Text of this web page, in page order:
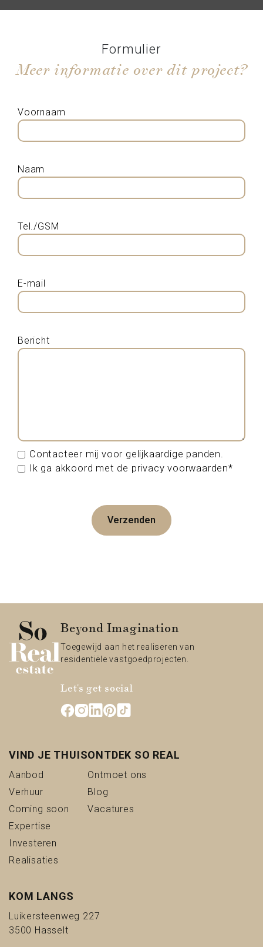
Formulier
Meer informatie over dit project?
Voornaam
Naam
Tel./GSM
E-mail
Bericht
Contacteer mij voor gelijkaardige panden.
Ik ga akkoord met de privacy voorwaarden*
Verzenden
Beyond Imagination
Toegewijd aan het realiseren van
residentiële vastgoedprojecten.
Let's get social
VIND JE THUIS
Aanbod
Verhuur(Verhuur)
Coming soon (Coming soon)
Expertise
Investeren
Realisaties
ONTDEK SO REAL
Ontmoet ons
Blog
Vacatures
KOM LANGS
Luikersteenweg 227
3500 Hasselt